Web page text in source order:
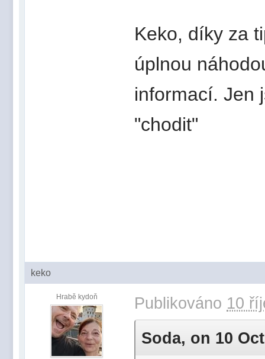
Keko, díky za
úplnou
informací. Jen
"chodit"
keko
Hrabě kydoň Publikováno 10
Soda, on 10